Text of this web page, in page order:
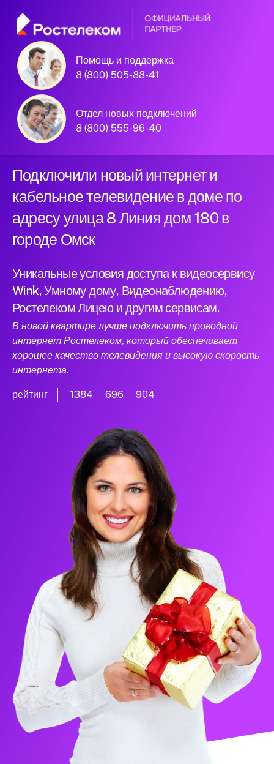
Помощь и поддержка
8 (800) 505-88-41
Отдел новых подключений
8 (800) 555-96-40
Омск, улица 8 Линия дом 180
Официальный
партнер Ростелеком
Подключили новый интернет и
кабельное телевидение в доме по
адресу улица 8 Линия дом 180 в
городе Омск
Уникальные условия доступа к видеосервису
Wink, Умному дому, Видеонаблюдению,
Ростелеком Лицею и другим сервисам.
В новой квартире лучше подключить проводной
интернет Ростелеком, который обеспечивает
хорошее качество телевидения и высокую скорость
интернета.
рейтинг 1384 696 904